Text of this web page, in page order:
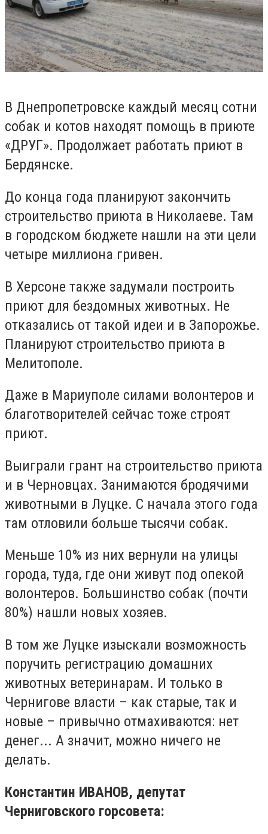
В Днепропетровске каждый месяц сотни
собак и котов находят помощь в приюте
«ДРУГ». Продолжает работать приют в
Бердянске.
До конца года планируют закончить
строительство приюта в Николаеве. Там
в городском бюджете нашли на эти цели
четыре миллиона гривен.
В Херсоне также задумали построить
приют для бездомных животных. Не
отказались от такой идеи и в Запорожье.
Планируют строительство приюта в
Мелитополе.
Даже в Мариуполе силами волонтеров и
благотворителей сейчас тоже строят
приют.
Выиграли грант на строительство приюта
и в Черновцах. Занимаются бродячими
животными в Луцке. С начала этого года
там отловили больше тысячи собак.
Меньше 10% из них вернули на улицы
города, туда, где они живут под опекой
волонтеров. Большинство собак (почти
80%) нашли новых хозяев.
В том же Луцке изыскали возможность
поручить регистрацию домашних
животных ветеринарам. И только в
Чернигове власти – как старые, так и
новые – привычно отмахиваются: нет
денег... А значит, можно ничего не
делать.
Константин ИВАНОВ, депутат
Черниговского горсовета: